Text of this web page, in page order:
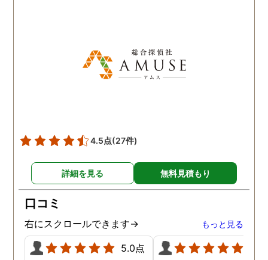
す。
4.5点(27件)
詳細を見る 無料見積もり
口コミ
右にスクロールできます→ もっと見る
5.0点